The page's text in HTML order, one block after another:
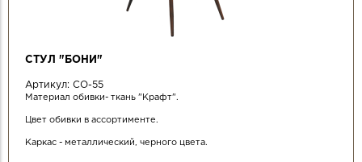
СТУЛ "БОНИ"
Артикул: СО-55
Материал обивки- ткань "Крафт".
Цвет обивки в ассортименте.
Каркас - металлический, черного цвета.